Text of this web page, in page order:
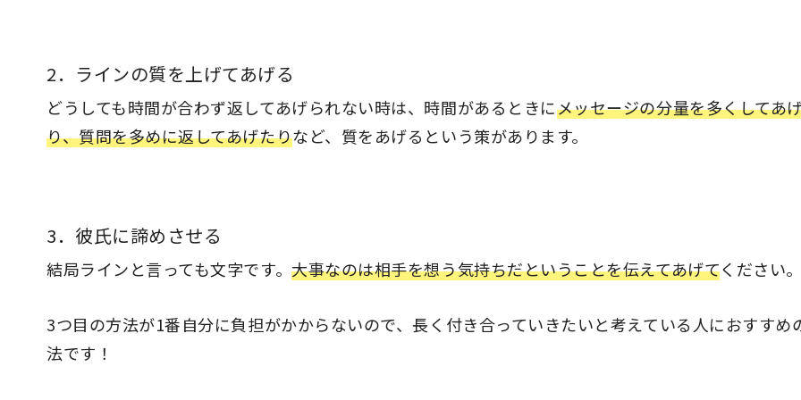
2．ラインの質を上げてあげる
どうしても時間が合わず返してあげられない時は、時間があるときにメッセージの分量を多くしてあ
り、質問を多めに返してあげたりなど、質をあげるという策があります。
3．彼氏に諦めさせる
結局ラインと言っても文字です。大事なのは相手を想う気持ちだということを伝えてあげてください。
3つ目の方法が1番自分に負担がかからないので、長く付き合っていきたいと考えている人におすすめ
法です！